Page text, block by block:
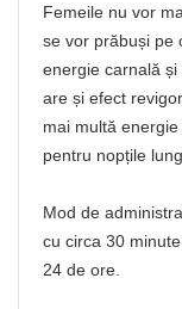
Femeile nu vor
se vor prăbuși pe
energie carnală
are și efect
mai multă
pentru nopțile
Mod de
cu circa 30
24 de ore.